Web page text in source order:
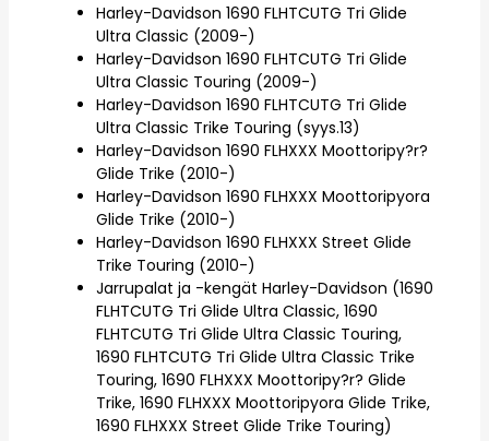
Harley-Davidson 1690 FLHTCUTG Tri Glide
Ultra Classic (2009-)
Harley-Davidson 1690 FLHTCUTG Tri Glide
Ultra Classic Touring (2009-)
Harley-Davidson 1690 FLHTCUTG Tri Glide
Ultra Classic Trike Touring (syys.13)
Harley-Davidson 1690 FLHXXX Moottoripy?r?
Glide Trike (2010-)
Harley-Davidson 1690 FLHXXX Moottoripyora
Glide Trike (2010-)
Harley-Davidson 1690 FLHXXX Street Glide
Trike Touring (2010-)
Jarrupalat ja -kengät Harley-Davidson (1690
FLHTCUTG Tri Glide Ultra Classic, 1690
FLHTCUTG Tri Glide Ultra Classic Touring,
1690 FLHTCUTG Tri Glide Ultra Classic Trike
Touring, 1690 FLHXXX Moottoripy?r? Glide
Trike, 1690 FLHXXX Moottoripyora Glide Trike,
1690 FLHXXX Street Glide Trike Touring)